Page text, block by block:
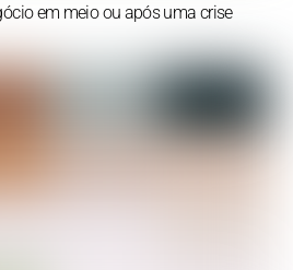
em meio ou após uma crise